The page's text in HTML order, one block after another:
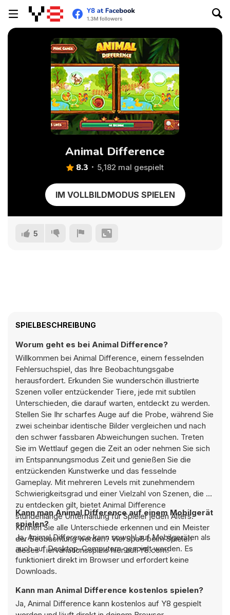
Animal Difference
8.3 5,182 mal gespielt
IM VOLLBILDMODUS SPIELEN
5
SPIELBESCHREIBUNG
Worum geht es bei Animal Difference?
Willkommen bei Animal Difference, einem fesselnden
Fehlersuchspiel, das Ihre Beobachtungsgabe
herausfordert. Erkunden Sie wunderschön illustrierte
Szenen voller entzückender Tiere, jede mit subtilen
Unterschieden, die darauf warten, entdeckt zu werden.
Stellen Sie Ihr scharfes Auge auf die Probe, während Sie
zwei scheinbar identische Bilder vergleichen und nach
den schwer fassbaren Abweichungen suchen. Treten
Sie im Wettlauf gegen die Zeit an oder nehmen Sie sich
im Entspannungsmodus Zeit und genießen Sie die
entzückenden Kunstwerke und das fesselnde
Gameplay. Mit mehreren Levels mit zunehmendem
Schwierigkeitsgrad und einer Vielzahl von Szenen, die es
zu entdecken gilt, bietet Animal Difference
stundenlange Unterhaltung für Spieler jeden Alters.
Können Sie alle Unterschiede erkennen und ein Meister
der Beobachtung werden? Viel Spaß beim Spielen
dieses Tiervariationsspiels hier auf Y8.com!
Kann man Animal Difference auf einem Mobilgerät
spielen?
Ja, Animal Difference kann sowohl auf Mobilgeräten als
auch auf Desktop-Computern gespielt werden. Es
funktioniert direkt im Browser und erfordert keine
Downloads.
Kann man Animal Difference kostenlos spielen?
Ja, Animal Difference kann kostenlos auf Y8 gespielt